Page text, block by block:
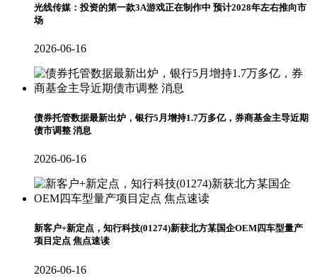
光线传媒：投资的第一款3A游戏正在制作中 预计2028年左右推向市
场
2026-06-16
债券托管数据最新出炉，银行5月增持1.7万多亿，券商基金主导近期
债市调整 消息
2026-06-16
新客户+新定点，知行科技(01274)新获北方某国企OEM四车型量产
项目定点 焦点速读
2026-06-16